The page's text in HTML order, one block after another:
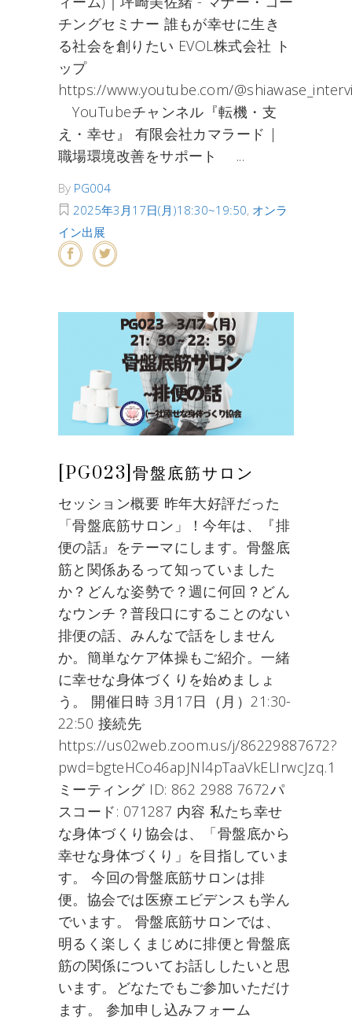
チングセミナー 誰もが幸せに生き
る社会を創りたい EVOL株式会社 ト
ップ
https://www.youtube.com/
YouTubeチャンネル『転機・支
え・幸せ』 有限会社カマラード |
職場環境改善をサポート
By PG004
2025年3月17日(月)18:30~19:50, オンラ
イン出展
[PG023]骨盤底筋サロン
セッション概要 昨年大好評だった
「骨盤底筋サロン」！今年は、『排
便の話』をテーマにします。骨盤底
筋と関係あるって知っていました
か？どんな姿勢で？週に何回？どん
なウンチ？普段口にすることのない
排便の話、みんなで話をしません
か。簡単なケア体操もご紹介。一緒
に幸せな身体づくりを始めましょ
う。 開催日時 3月17日（月）21:30-
22:50 接続先
https://us02web.zoom.us/j/86229887672?
pwd=bgteHCo46apJNl4pTaaVkELIrwcJzq.1
ミーティング ID: 862 2988 7672パ
スコード: 071287 内容 私たち幸せ
な身体づくり協会は、「骨盤底から
幸せな身体づくり」を目指していま
す。 今回の骨盤底筋サロンは排
便。協会では医療エビデンスも学ん
でいます。 骨盤底筋サロンでは、
明るく楽しくまじめに排便と骨盤底
筋の関係についてお話ししたいと思
います。どなたでもご参加いただけ
ます。 参加申し込みフォーム